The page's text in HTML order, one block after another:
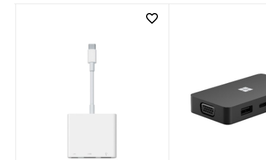
favorite_border